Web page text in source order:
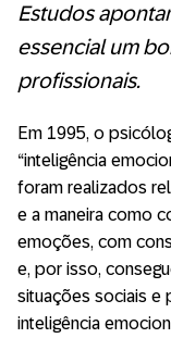
Estudos
essencial um
profissionais.
Em 1995, o
“inteligência
foram realizados
e a maneira como
emoções, com
e, por isso,
situações sociais e
inteligência